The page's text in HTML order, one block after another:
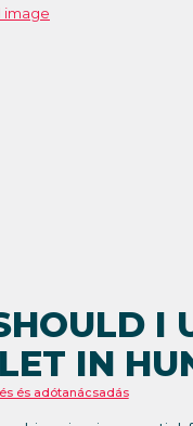
I
IN
és adótanácsadás